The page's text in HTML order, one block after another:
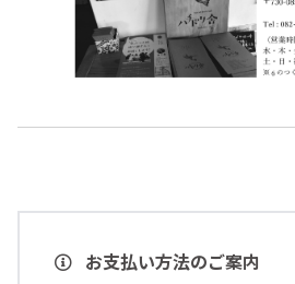
お支払い方法のご案内